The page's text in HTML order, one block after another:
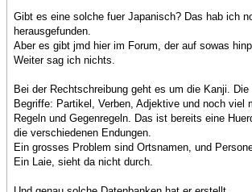
Gibt es eine solche fuer Japanisch? Das hab ich
herausgefunden.
Aber es gibt jmd hier im Forum, der auf sowas
Weiter sag ich nichts.
Bei der Rechtschreibung geht es um die Kanji.
Begriffe: Partikel, Verben, Adjektive und noch viel
Regeln und Gegenregeln. Das ist bereits eine
die verschiedenen Endungen.
Ein grosses Problem sind Ortsnamen, und
Ein Laie, sieht da nicht durch.